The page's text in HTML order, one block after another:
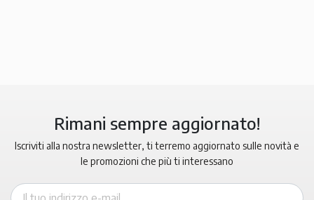
Rimani sempre aggiornato!
Iscriviti alla nostra newsletter, ti terremo aggiornato sulle novità e
le promozioni che più ti interessano